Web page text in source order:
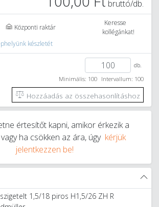
bruttó/db.
Központi raktár
Keresse
kollégánkat!
készletét
db.
Minimális: 100 Intervallum: 100
Hozzáadás az összehasonlításhoz
értesítőt kapni, amikor érkezik a
ha csökken az ára, úgy kérjük
jelentkezzen be!
1,5/18 piros H1,5/26 ZH R